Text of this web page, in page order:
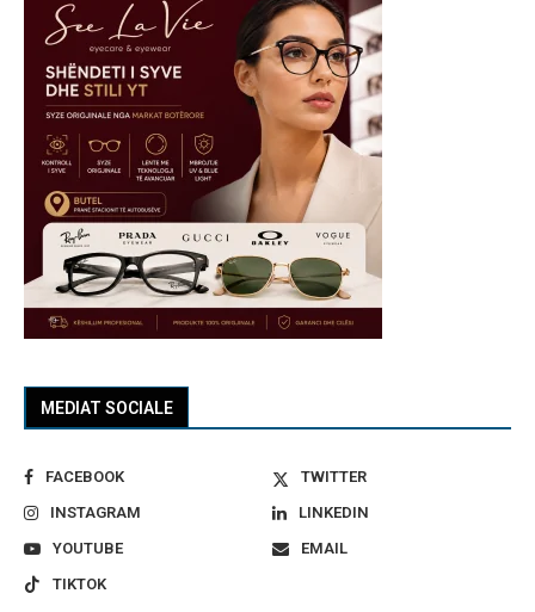
MEDIAT SOCIALE
FACEBOOK
TWITTER
INSTAGRAM
LINKEDIN
YOUTUBE
EMAIL
TIKTOK